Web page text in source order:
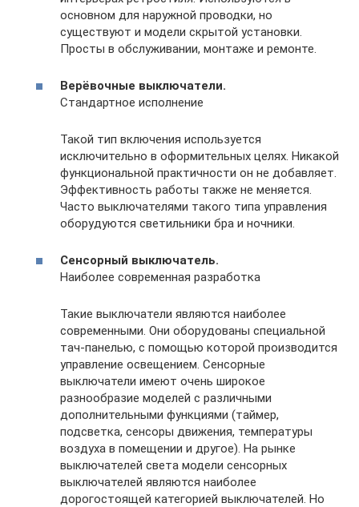
основном для наружной проводки, но
существуют и модели скрытой установки.
Просты в обслуживании, монтаже и ремонте.
Верёвочные выключатели.
Стандартное исполнение
Такой тип включения используется
исключительно в оформительных целях. Никакой
функциональной практичности он не добавляет.
Эффективность работы также не меняется.
Часто выключателями такого типа управления
оборудуются светильники бра и ночники.
Сенсорный выключатель.
Наиболее современная разработка
Такие выключатели являются наиболее
современными. Они оборудованы специальной
тач-панелью, с помощью которой производится
управление освещением. Сенсорные
выключатели имеют очень широкое
разнообразие моделей с различными
дополнительными функциями (таймер,
подсветка, сенсоры движения, температуры
воздуха в помещении и другое). На рынке
выключателей света модели сенсорных
выключателей являются наиболее
дорогостоящей категорией выключателей. Но